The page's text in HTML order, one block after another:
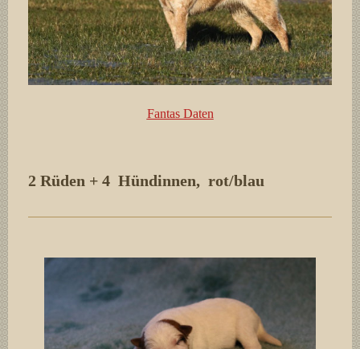
Fantas Daten
2 Rüden + 4 Hündinnen, rot/blau